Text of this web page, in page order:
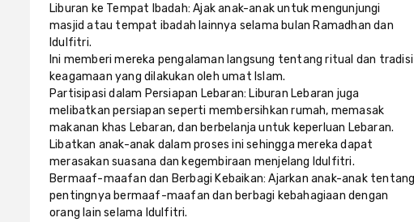
Liburan ke Tempat Ibadah: Ajak anak-anak untuk mengunjungi
masjid atau tempat ibadah lainnya selama bulan Ramadhan dan
Idulfitri.
Ini memberi mereka pengalaman langsung tentang ritual dan tradisi
keagamaan yang dilakukan oleh umat Islam.
Partisipasi dalam Persiapan Lebaran: Liburan Lebaran juga
melibatkan persiapan seperti membersihkan rumah, memasak
makanan khas Lebaran, dan berbelanja untuk keperluan Lebaran.
Libatkan anak-anak dalam proses ini sehingga mereka dapat
merasakan suasana dan kegembiraan menjelang Idulfitri.
Bermaaf-maafan dan Berbagi Kebaikan: Ajarkan anak-anak
pentingnya bermaaf-maafan dan berbagi kebahagiaan dengan
orang lain selama Idulfitri.